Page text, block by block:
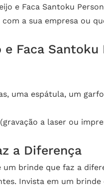
e Faca Santoku
a sua empresa ou
Faca Santoku
uma espátula, um
a laser ou
a Diferença
um brinde que faz a
Invista em um